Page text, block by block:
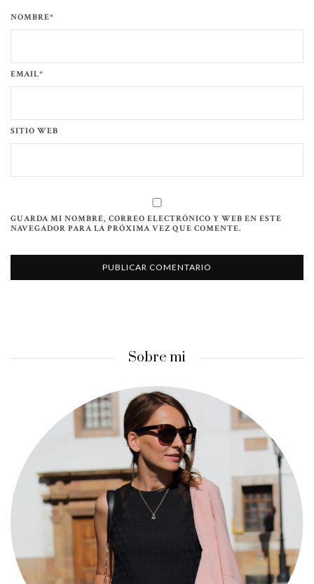
NOMBRE*
EMAIL*
SITIO WEB
GUARDA MI NOMBRE, CORREO ELECTRÓNICO Y WEB EN ESTE
NAVEGADOR PARA LA PRÓXIMA VEZ QUE COMENTE.
Sobre mi